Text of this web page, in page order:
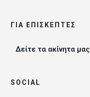
ΓΙΑ ΕΠΙΣΚΈΠΤΕΣ
Δείτε τα ακίνητα μας
SOCIAL